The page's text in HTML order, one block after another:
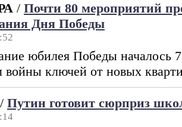
/ Почти 80 мероприятий
Дня Победы
юбилея Победы началось
войны ключей от новых
/ Путин готовит сюрприз